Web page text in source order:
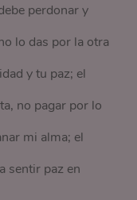
perdonar y
lo das por la otra
y tu paz; el
no pagar por lo
mi alma; el
sentir paz en